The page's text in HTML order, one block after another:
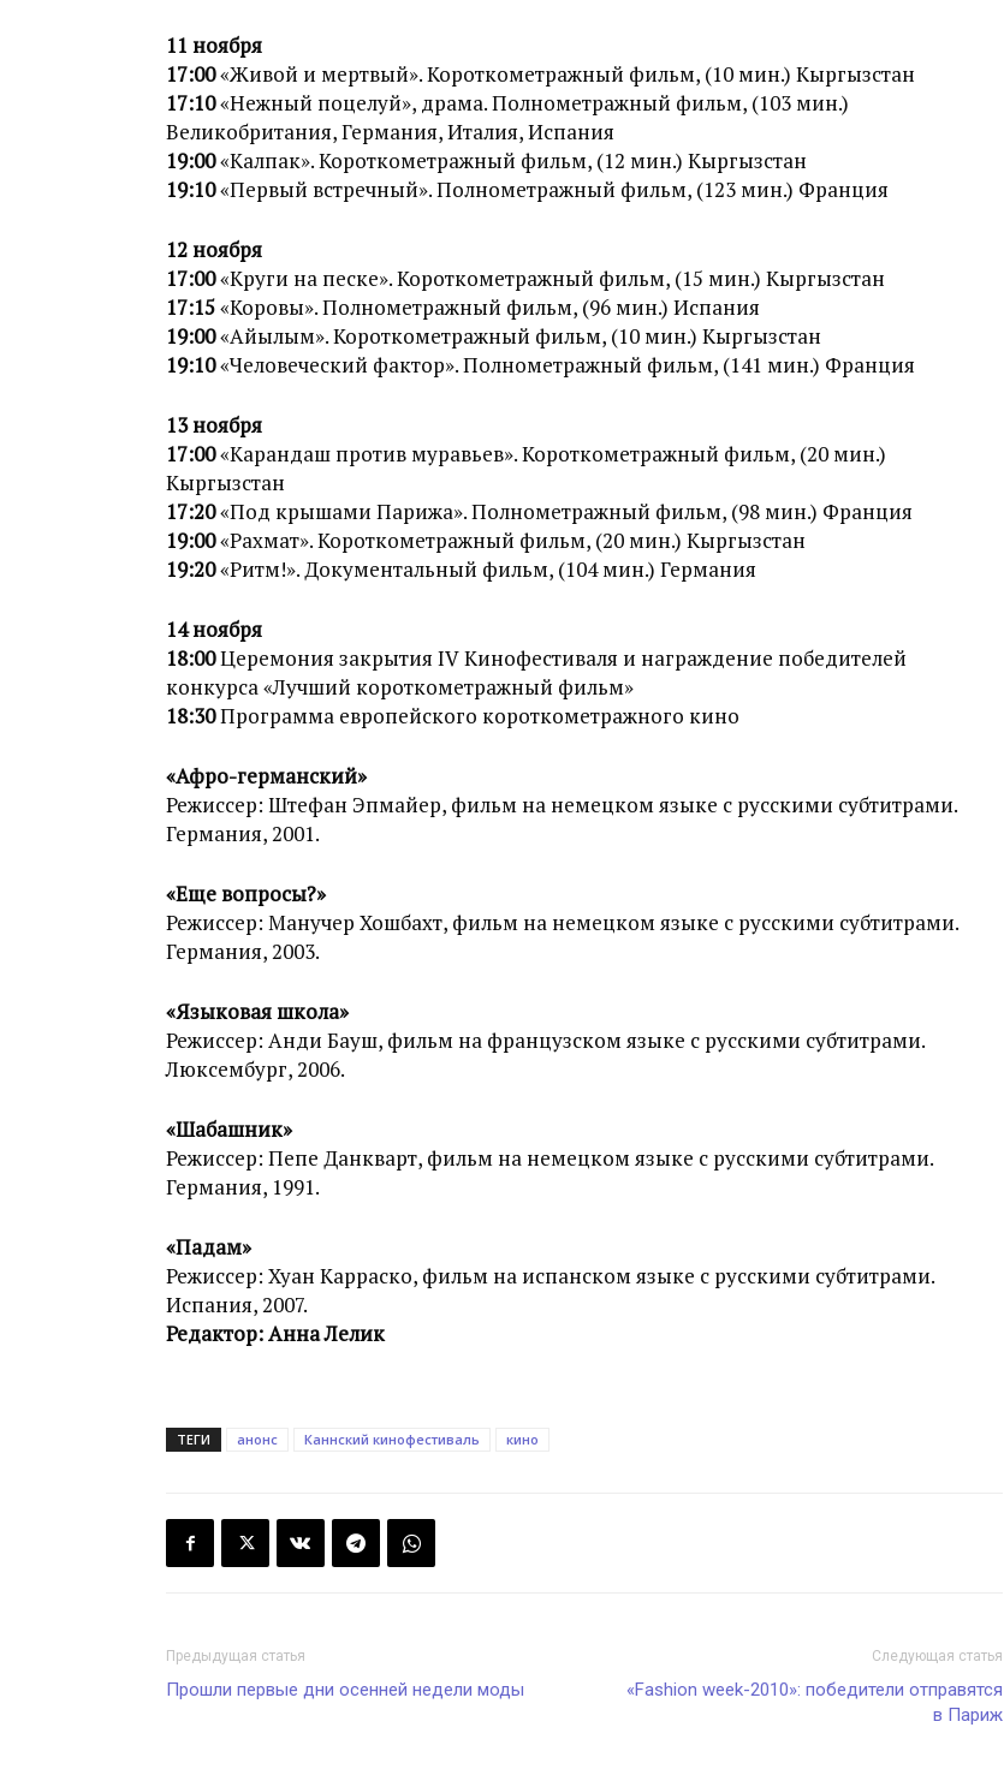
11 ноября
17:00«Живой и мертвый». Короткометражный фильм, (10 мин.) Кыргызстан
17:10«Нежный поцелуй», драма. Полнометражный фильм, (103 мин.)
Великобритания, Германия, Италия, Испания
19:00«Калпак». Короткометражный фильм, (12 мин.) Кыргызстан
19:10«Первый встречный». Полнометражный фильм, (123 мин.) Франция
12 ноября
17:00«Круги на песке». Короткометражный фильм, (15 мин.) Кыргызстан
17:15«Коровы». Полнометражный фильм, (96 мин.) Испания
19:00«Айылым». Короткометражный фильм, (10 мин.) Кыргызстан
19:10«Человеческий фактор». Полнометражный фильм, (141 мин.) Франция
13 ноября
17:00«Карандаш против муравьев». Короткометражный фильм, (20 мин.)
Кыргызстан
17:20«Под крышами Парижа». Полнометражный фильм, (98 мин.) Франция
19:00«Рахмат». Короткометражный фильм, (20 мин.) Кыргызстан
19:20«Ритм!». Документальный фильм, (104 мин.) Германия
14 ноября
18:00Церемония закрытия IV Кинофестиваля и награждение победителей
конкурса «Лучший короткометражный фильм»
18:30Программа европейского короткометражного кино
«Афро-германский»
Режиссер: Штефан Эпмайер, фильм на немецком языке с русскими субтитрами.
Германия, 2001.
«Еще вопросы?»
Режиссер: Манучер Хошбахт, фильм на немецком языке с русскими субтитрами.
Германия, 2003.
«Языковая школа»
Режиссер: Анди Бауш, фильм на французском языке с русскими субтитрами.
Люксембург, 2006.
«Шабашник»
Режиссер: Пепе Данкварт, фильм на немецком языке с русскими субтитрами.
Германия, 1991.
«Падам»
Режиссер: Хуан Карраско, фильм на испанском языке с русскими субтитрами.
Испания, 2007.
Редактор: Анна Лелик
ТЕГИ анонс Каннский кинофестиваль кино
Предыдущая статья
Прошли первые дни осенней недели моды
Следующая статья
«Fashion week-2010»: победители отправятся
в Париж